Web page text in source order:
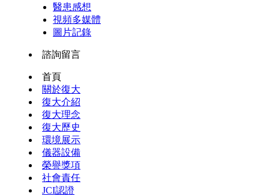
醫患感想
視頻多媒體
圖片記錄
諮詢留言
首頁
關於復大
復大介紹
復大理念
復大歷史
環境展示
儀器設備
榮譽獎項
社會責任
JCI認證